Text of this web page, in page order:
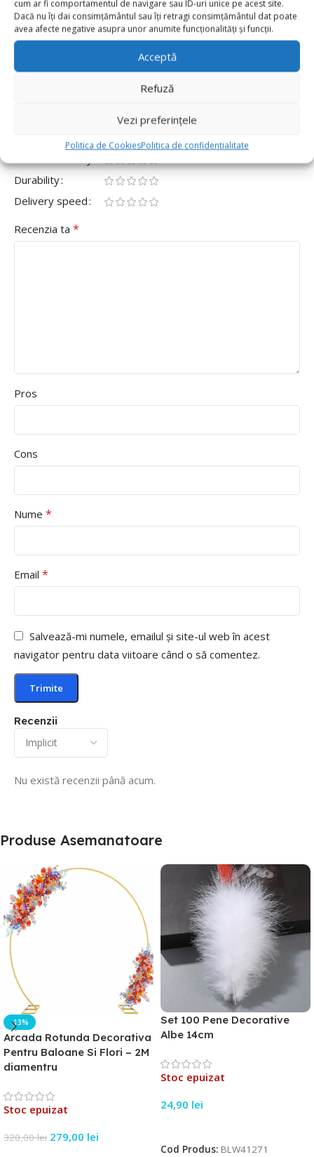
cum ar fi comportamentul de navigare sau ID-uri unice pe acest site.
Dacă nu îți dai consimțământul sau îți retragi consimțământul dat poate
avea afecte negative asupra unor anumite funcționalități și funcții.
Acceptă
Refuză
Vezi preferințele
Politica de CookiesPolitica de confidentialitate
0
0
Recenzii
Nu există recenzii până acum.
Fii primul care scrii o recenzie pentru „Set 100
Baloane Latex Retro 25cm, Rosu Inchis,Garnet Red”
Adresa ta de email nu va fi publicată.
*
Durability
Delivery speed
Recenzia ta *
Pros
Cons
Nume *
Email *
Salvează-mi numele, emailul și site-ul web în acest
navigator pentru data viitoare când o să comentez.
Produse Asemanatoare
-13%
Arcada Rotunda Decorativa
Pentru Baloane Si Flori – 2M
diamentru
Stoc epuizat
320,00lei 279,00 lei
Set 100 Pene Decorative
Albe 14cm
Stoc epuizat
24,90 lei
Cod Produs: BLW41271